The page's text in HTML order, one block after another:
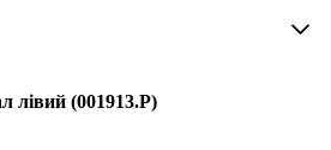
лівий (001913.P)